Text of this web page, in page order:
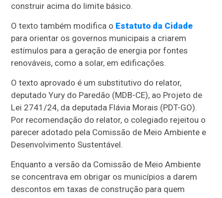
construir acima do limite básico.
O texto também modifica o Estatuto da Cidade
para orientar os governos municipais a criarem
estímulos para a geração de energia por fontes
renováveis, como a solar, em edificações.
O texto aprovado é umsubstitutivo do relator,
deputado Yury do Paredão (MDB-CE), ao Projeto de
Lei 2741/24, da deputada Flávia Morais (PDT-GO).
Por recomendação do relator, o colegiado rejeitou o
parecer adotado pela Comissão de Meio Ambiente e
Desenvolvimento Sustentável.
Enquanto a versão da Comissão de Meio Ambiente
se concentrava em obrigar os municípios a darem
descontos em taxas de construção para quem